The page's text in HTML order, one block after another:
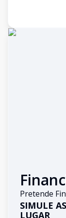
Pretende
SIMULE
LUGAR